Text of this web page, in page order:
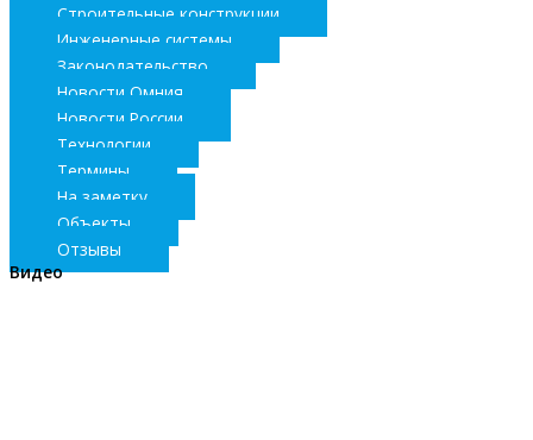
Строительные конструкции
Инженерные системы
Законодательство
Новости Омния
Новости России
Технологии
Термины
На заметку
Объекты
Отзывы
Видео